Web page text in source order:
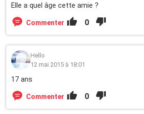
Elle a quel âge cette amie ?
Commenter 0
Hello
12 mai 2015 à 18:01
17 ans
Commenter 0